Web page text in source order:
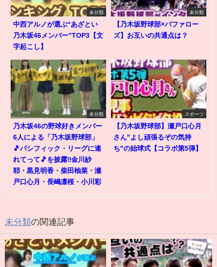
未分類
中西アルノが選ぶ“あざとい
乃木坂46メンバー”TOP3【文
字起こし】
未分類
【乃木坂野球部×バファロー
ズ】お互いの共通点は？
未分類
乃木坂46の野球好きメンバー
6人による「乃木坂野球部」
🎵パシフィック・リーグに連
れてって🎵を披露‼️金川紗
耶・黒見明香・柴田柚菜・瀬
戸口心月・長嶋凛桜・小川彩
スポーツ
【乃木坂野球部】瀬戸口心月
さん"よし頑張るぞの気持
ち"の始球式【コラボ第5弾】
未分類の関連記事